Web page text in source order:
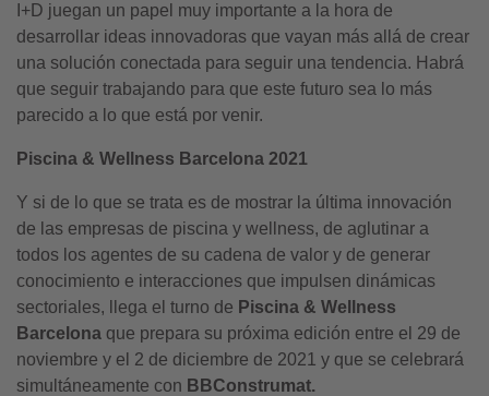
I+D juegan un papel muy importante a la hora de
desarrollar ideas innovadoras que vayan más allá de crear
una solución conectada para seguir una tendencia. Habrá
que seguir trabajando para que este futuro sea lo más
parecido a lo que está por venir.
Piscina & Wellness Barcelona 2021
Y si de lo que se trata es de mostrar la última innovación
de las empresas de piscina y wellness, de aglutinar a
todos los agentes de su cadena de valor y de generar
conocimiento e interacciones que impulsen dinámicas
sectoriales, llega el turno de Piscina & Wellness
Barcelona que prepara su próxima edición entre el 29 de
noviembre y el 2 de diciembre de 2021 y que se celebrará
simultáneamente con BBConstrumat.